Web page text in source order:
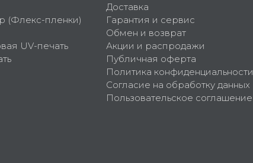
(Флекс-пленки)
UV-печать
Доставка
Гарантия и сервис
Обмен и возврат
Акции и распродажи
Публичная оферта
Политика конфиденциальности
Согласие на обработку данных
Пользовательское соглашение